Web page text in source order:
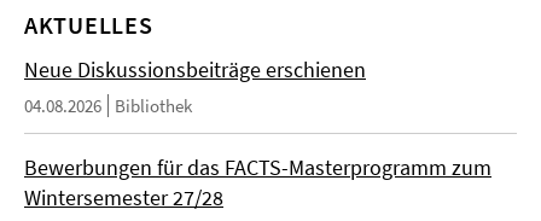
AKTUELLES
Neue Diskussionsbeiträge erschienen
04.08.2026 Bibliothek
Bewerbungen für das FACTS-Masterprogramm zum
Wintersemester 27/28